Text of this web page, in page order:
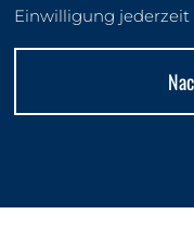
Einwilligung